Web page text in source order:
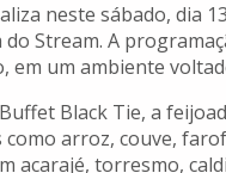
neste sábado, dia
do Stream. A
em um ambiente
Black Tie, a
arroz, couve,
acarajé, torresmo,